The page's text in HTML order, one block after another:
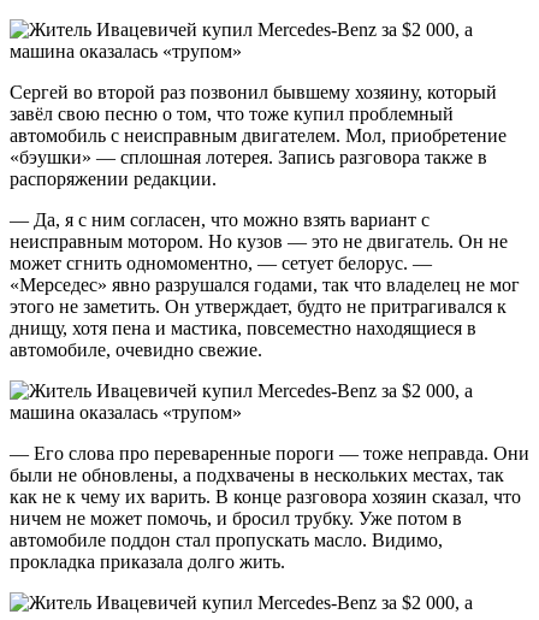
Сергей во второй раз позвонил бывшему хозяину, который
завёл свою песню о том, что тоже купил проблемный
автомобиль с неисправным двигателем. Мол, приобретение
«бэушки» — сплошная лотерея. Запись разговора также в
распоряжении редакции.
— Да, я с ним согласен, что можно взять вариант с
неисправным мотором. Но кузов — это не двигатель. Он не
может сгнить одномоментно, — сетует белорус. —
«Мерседес» явно разрушался годами, так что владелец не мог
этого не заметить. Он утверждает, будто не притрагивался к
днищу, хотя пена и мастика, повсеместно находящиеся в
автомобиле, очевидно свежие.
— Его слова про переваренные пороги — тоже неправда. Они
были не обновлены, а подхвачены в нескольких местах, так
как не к чему их варить. В конце разговора хозяин сказал, что
ничем не может помочь, и бросил трубку. Уже потом в
автомобиле поддон стал пропускать масло. Видимо,
прокладка приказала долго жить.